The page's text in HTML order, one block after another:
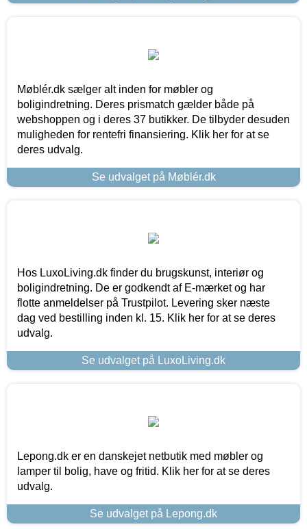
Møblér.dk sælger alt inden for møbler og
boligindretning. Deres prismatch gælder både på
webshoppen og i deres 37 butikker. De tilbyder desuden
muligheden for rentefri finansiering. Klik her for at se
deres udvalg.
Se udvalget på Møblér.dk
Hos LuxoLiving.dk finder du brugskunst, interiør og
boligindretning. De er godkendt af E-mærket og har
flotte anmeldelser på Trustpilot. Levering sker næste
dag ved bestilling inden kl. 15. Klik her for at se deres
udvalg.
Se udvalget på LuxoLiving.dk
Lepong.dk er en danskejet netbutik med møbler og
lamper til bolig, have og fritid. Klik her for at se deres
udvalg.
Se udvalget på Lepong.dk